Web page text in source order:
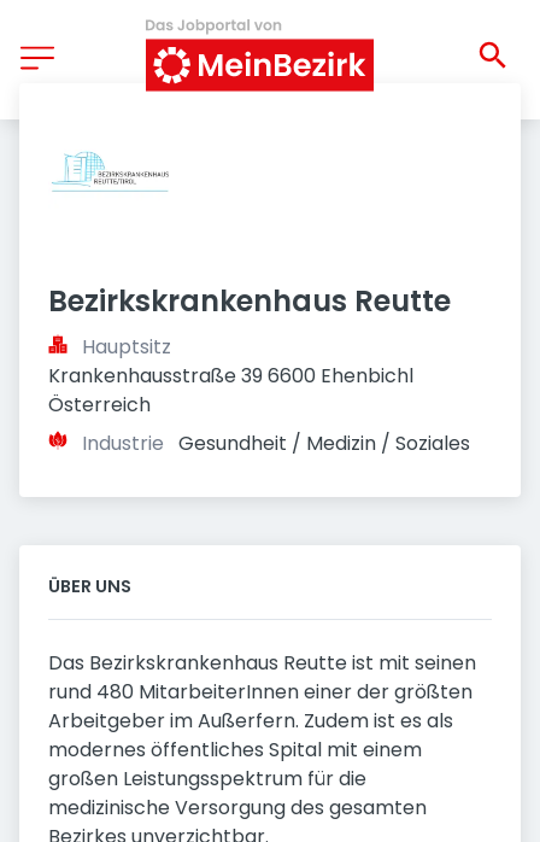
Bezirkskrankenhaus Reutte
Hauptsitz
Krankenhausstraße 39 6600 Ehenbichl
Österreich
Industrie Gesundheit / Medizin / Soziales
ÜBER UNS
Das Bezirkskrankenhaus Reutte ist mit seinen
rund 480 MitarbeiterInnen einer der größten
Arbeitgeber im Außerfern. Zudem ist es als
modernes öffentliches Spital mit einem
großen Leistungsspektrum für die
medizinische Versorgung des gesamten